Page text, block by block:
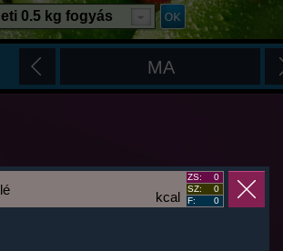
0.5 kg fogyás
MA
kcal
ZS:
0
SZ:
0
F:
0